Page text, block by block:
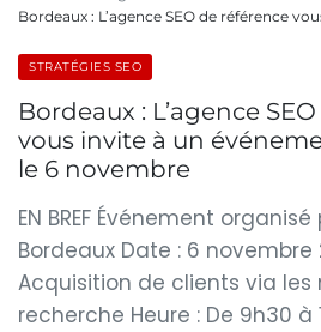
Bordeaux : L’agence SEO de référence
STRATÉGIES SEO
Bordeaux : L’agence
vous invite à un
le 6 novembre
EN BREF Événement organisé
Bordeaux Date : 6 novembre
Acquisition de clients via les
recherche Heure : De 9h30 à